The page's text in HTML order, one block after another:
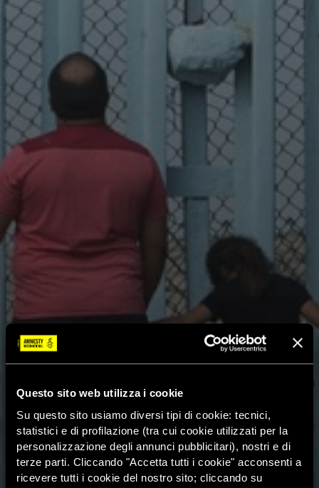
Questo sito web utilizza i cookie
Su questo sito usiamo diversi tipi di cookie: tecnici,
statistici e di profilazione (tra cui cookie utilizzati per la
personalizzazione degli annunci pubblicitari), nostri e di
terze parti. Cliccando "Accetta tutti i cookie" acconsenti a
ricevere tutti i cookie del nostro sito; cliccando su